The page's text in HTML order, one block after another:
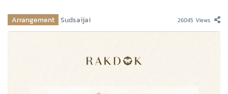
Arrangement Sudsaijai 26045 Views